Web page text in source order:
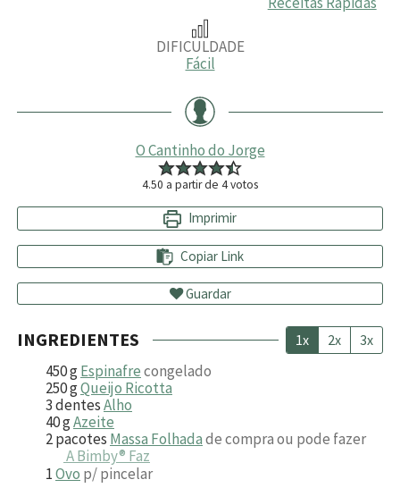
DIFICULDADE
Fácil
O Cantinho do Jorge
4.50 a partir de 4votos
Imprimir
Copiar Link
Guardar
INGREDIENTES 1x 2x 3x
450gEspinafrecongelado
250gQueijo Ricotta
3dentesAlho
40gAzeite
2pacotes Massa Folhadade compra ou pode fazer
A Bimby® Faz
1Ovo p/ pincelar